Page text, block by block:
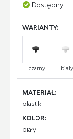
Dostępny
WARIANTY:
czarny biały
MATERIAŁ:
plastik
KOLOR:
biały